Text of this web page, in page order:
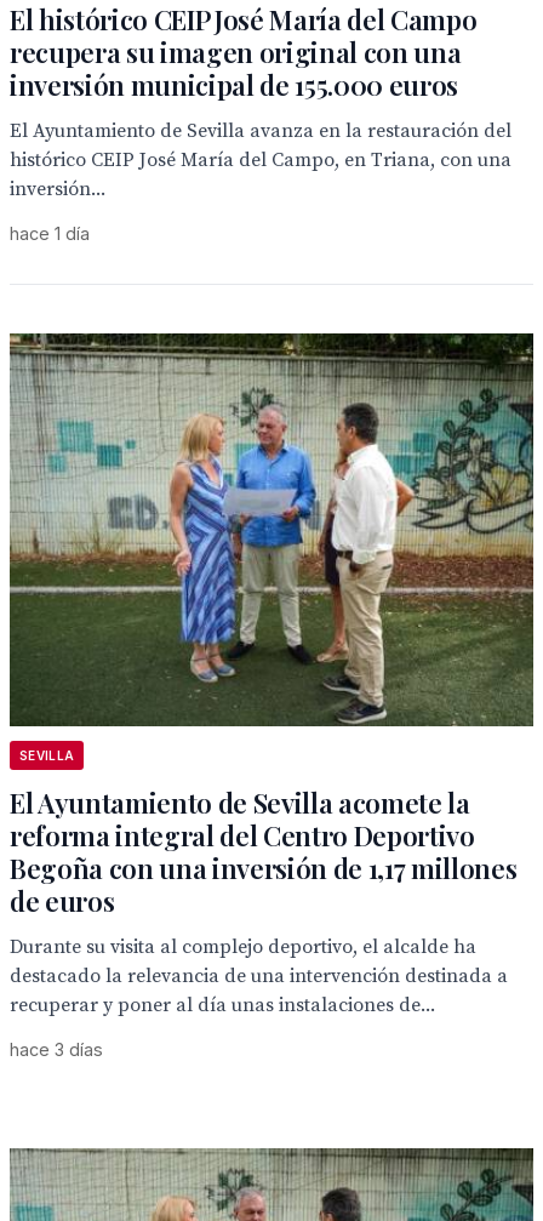
El histórico CEIP José María del Campo
recupera su imagen original con una
inversión municipal de 155.000 euros
El Ayuntamiento de Sevilla avanza en la restauración del
histórico CEIP José María del Campo, en Triana, con una
inversión...
hace 1 día
SEVILLA
El Ayuntamiento de Sevilla acomete la
reforma integral del Centro Deportivo
Begoña con una inversión de 1,17 millones
de euros
Durante su visita al complejo deportivo, el alcalde ha
destacado la relevancia de una intervención destinada a
recuperar y poner al día unas instalaciones de...
hace 3 días